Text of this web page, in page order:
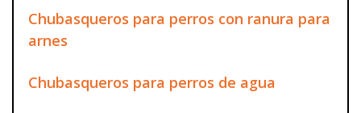
Chubasqueros para perros con ranura para
arnes
Chubasqueros para perros de agua